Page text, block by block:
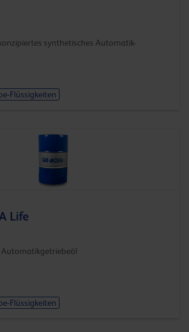
synthetisches Automatik-
Flüssigkeiten
Life
Automatikgetriebeöl
Flüssigkeiten